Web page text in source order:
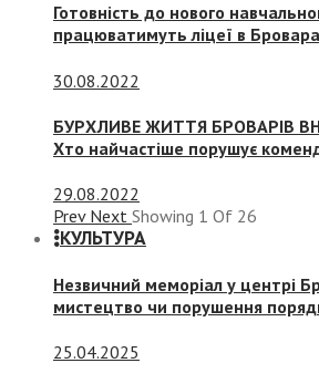
Готовність до нового
працюватимуть ліцеї в
30.08.2022
БУРХЛИВЕ ЖИТТЯ БРОВАРІВ
Хто найчастіше порушує
29.08.2022
Prev Next Showing 1 Of 26
КУЛЬТУРА
Незвичний меморіал у центрі
мистецтво чи порушення
25.04.2025